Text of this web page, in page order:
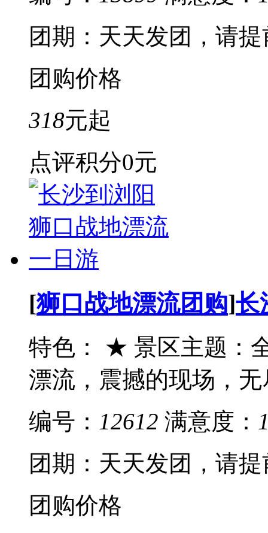
团期：天天发团，请
团购价格
318元起
点评积分0元
[狮口战地漂流团购]长
特色： ★ 景区主题：
漂流，震撼的现场，无
编号： 12612 满意度：
团期：天天发团，请
团购价格